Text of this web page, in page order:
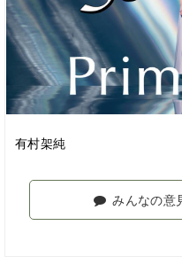
有村架純
みんなの意